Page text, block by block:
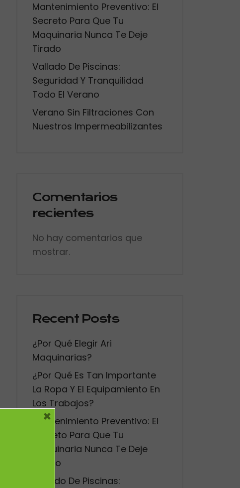
Mantenimiento Preventivo: El
Secreto Para Que Tu
Maquinaria Nunca Te Deje
Tirado
Vallado De Piscinas:
Seguridad Y Tranquilidad
Todo El Verano
Verano Sin Filtraciones Con
Nuestros Impermeabilizantes
Comentarios
recientes
No hay comentarios que
mostrar.
Recent Posts
¿Por Qué Elegir Ari
Maquinarias?
¿Por Qué Es Tan Importante
La Ropa Y El Equipamiento En
Los Trabajos?
Mantenimiento Preventivo: El
Secreto Para Que Tu
Maquinaria Nunca Te Deje
Tirado
Vallado De Piscinas:
×